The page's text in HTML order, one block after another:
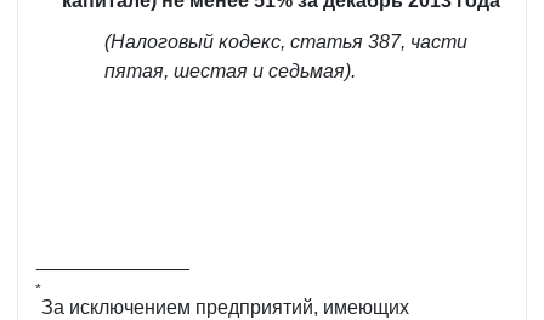
(Налоговый кодекс, статья 387, части
пятая, шестая и седьмая).
*
За исключением предприятий, имеющих